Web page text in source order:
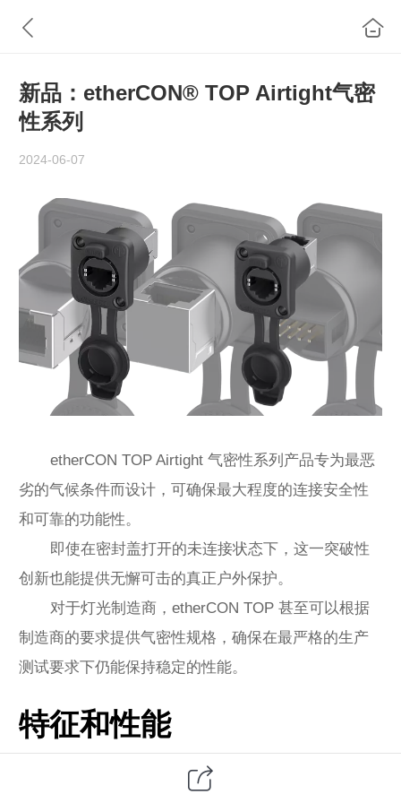
新品：etherCON® TOP Airtight气密
性系列
2024-06-07
etherCON TOP Airtight 气密性系列产品专为最恶
劣的气候条件而设计，可确保最大程度的连接安全性
和可靠的功能性。
即使在密封盖打开的未连接状态下，这一突破性
创新也能提供无懈可击的真正户外保护。
对于灯光制造商，etherCON TOP 甚至可以根据
制造商的要求提供气密性规格，确保在最严格的生产
测试要求下仍能保持稳定的性能。
特征和性能
IP65 和 IP67 防护等级，可防止水和灰尘